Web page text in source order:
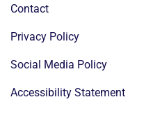
Contact
Privacy Policy
Social Media Policy
Accessibility Statement